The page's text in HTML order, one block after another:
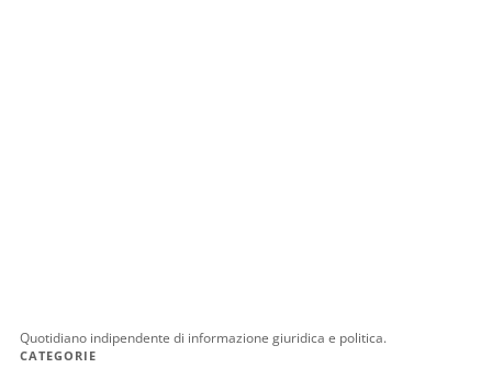
Quotidiano indipendente di informazione giuridica e politica.
CATEGORIE